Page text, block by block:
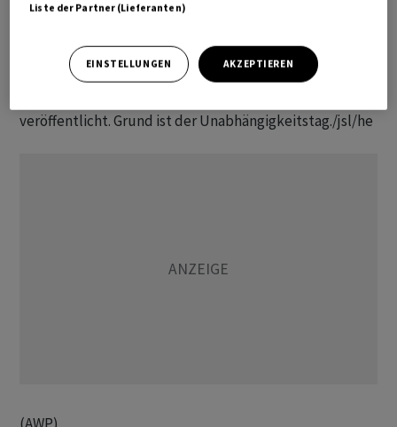
auf Leitzinserhöhungen in den USA die Anleihekurse
Am Freitag findet in den USA kein Anleihehandel statt
veröffentlicht. Grund ist der Unabhängigkeitstag./jsl/he
Liste der Partner (Lieferanten)
EINSTELLUNGEN AKZEPTIEREN